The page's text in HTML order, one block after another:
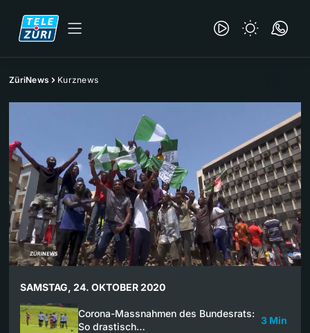
ZüriNews Kurznews
SAMSTAG, 24. OKTOBER 2020
Corona-Massnahmen des Bundesrats:
So drastisch…
3 Min